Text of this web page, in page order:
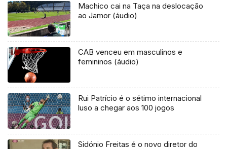
Machico cai na Taça na deslocação
ao Jamor (áudio)
CAB venceu em masculinos e
femininos (áudio)
Rui Patrício é o sétimo internacional
luso a chegar aos 100 jogos
Sidónio Freitas é o novo diretor do